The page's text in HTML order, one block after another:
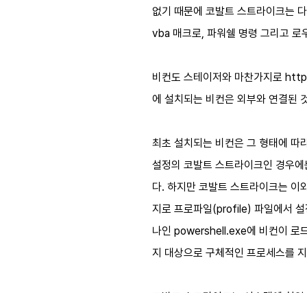
없기 때문에 코발트 스트라이크는
vba 매크로, 파워쉘 명령 그리고
비컨도 스테이저와 마찬가지로
에 설치되는 비컨은 외부와 연결된
최초 설치되는 비컨은 그 형태에
설정의 코발트 스트라이크인 경우
다. 하지만 코발트 스트라이크는
지로 프로파일(profile) 파일에서 설
나인 powershell.exe에 비컨이 로
지 대상으로 구체적인 프로세스를